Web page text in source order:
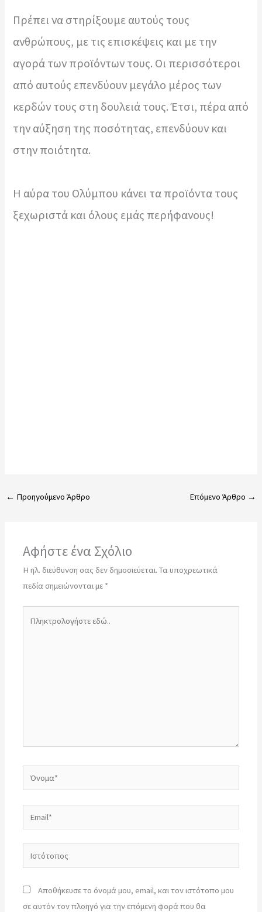
Πρέπει να στηρίξουμε αυτούς τους
ανθρώπους, με τις επισκέψεις και με την
αγορά των προϊόντων τους. Οι περισσότεροι
από αυτούς επενδύουν μεγάλο μέρος των
κερδών τους στη δουλειά τους. Έτσι, πέρα από
την αύξηση της ποσότητας, επενδύουν και
στην ποιότητα.
Η αύρα του Ολύμπου κάνει τα προϊόντα τους
ξεχωριστά και όλους εμάς περήφανους!
← Προηγούμενο Άρθρο Επόμενο Άρθρο →
Αφήστε ένα Σχόλιο
Η ηλ. διεύθυνση σας δεν δημοσιεύεται. Τα υποχρεωτικά
πεδία σημειώνονται με *
Ιστότοπος
Αποθήκευσε το όνομά μου, email, και τον ιστότοπο μου
σε αυτόν τον πλοηγό για την επόμενη φορά που θα